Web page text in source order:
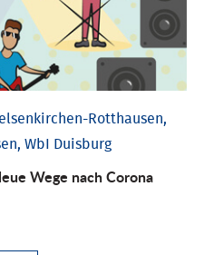
Rotthausen,
WbI Duisburg
Wege nach Corona